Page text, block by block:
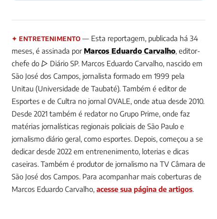
✦ ENTRETENIMENTO — Esta reportagem, publicada há 34
meses, é assinada por Marcos Eduardo Carvalho, editor-
chefe do ▷ Diário SP. Marcos Eduardo Carvalho, nascido em
São José dos Campos, jornalista formado em 1999 pela
Unitau (Universidade de Taubaté). Também é editor de
Esportes e de Cultra no jornal OVALE, onde atua desde 2010.
Desde 2021 também é redator no Grupo Prime, onde faz
matérias jornalísticas regionais policiais de São Paulo e
jornalismo diário geral, como esportes. Depois, começou a se
dedicar desde 2022 em entrenenimento, loterias e dicas
caseiras. Também é produtor de jornalismo na TV Câmara de
São José dos Campos. Para acompanhar mais coberturas de
Marcos Eduardo Carvalho, acesse sua página de artigos.